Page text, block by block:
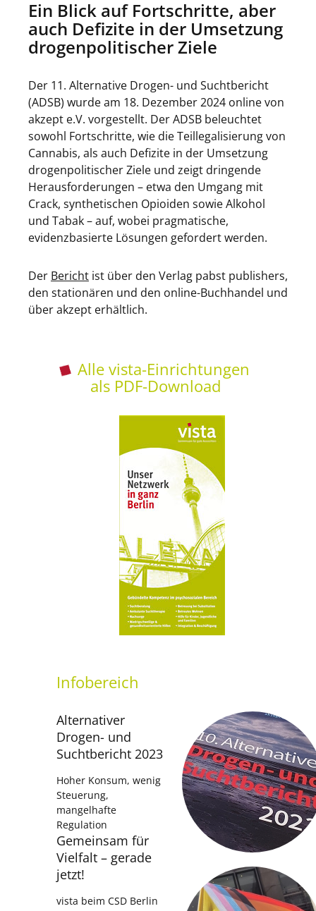
Ein Blick auf Fortschritte, aber
auch Defizite in der Umsetzung
drogenpolitischer Ziele
Der 11. Alternative Drogen- und Suchtbericht
(ADSB) wurde am 18. Dezember 2024 online von
akzept e.V. vorgestellt. Der ADSB beleuchtet
sowohl Fortschritte, wie die Teillegalisierung von
Cannabis, als auch Defizite in der Umsetzung
drogenpolitischer Ziele und zeigt dringende
Herausforderungen – etwa den Umgang mit
Crack, synthetischen Opioiden sowie Alkohol
und Tabak – auf, wobei pragmatische,
evidenzbasierte Lösungen gefordert werden.
Der Bericht ist über den Verlag pabst publishers,
den stationären und den online-Buchhandel und
über akzept erhältlich.
Alle vista-Einrichtungen
als PDF-Download
Infobereich
Alternativer
Drogen- und
Suchtbericht 2023
Hoher Konsum, wenig
Steuerung,
mangelhafte
Regulation
Gemeinsam für
Vielfalt – gerade
jetzt!
vista beim CSD Berlin